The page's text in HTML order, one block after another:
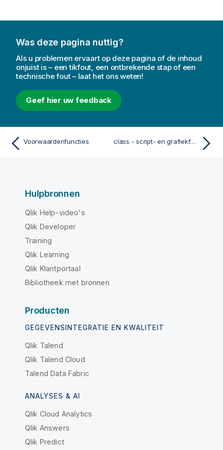
Was deze pagina nuttig?
Als u problemen ervaart op deze pagina of de inhoud
onjuist is – een tikfout, een ontbrekende stap of een
technische fout – laat het ons weten!
Geef hier uw feedback
Voorwaardenfuncties class - script- en grafiekfunctie
Hulpbronnen
Qlik Help-video's
Qlik Developer
Training
Qlik Learning
Qlik Klantportaal
Bibliotheek met bronnen
Producten
GEGEVENSINTEGRATIE EN KWALITEIT
Qlik Talend
Qlik Talend Cloud
Talend Data Fabric
ANALYSES & AI
Qlik Cloud Analytics
Qlik Answers
Qlik Predict